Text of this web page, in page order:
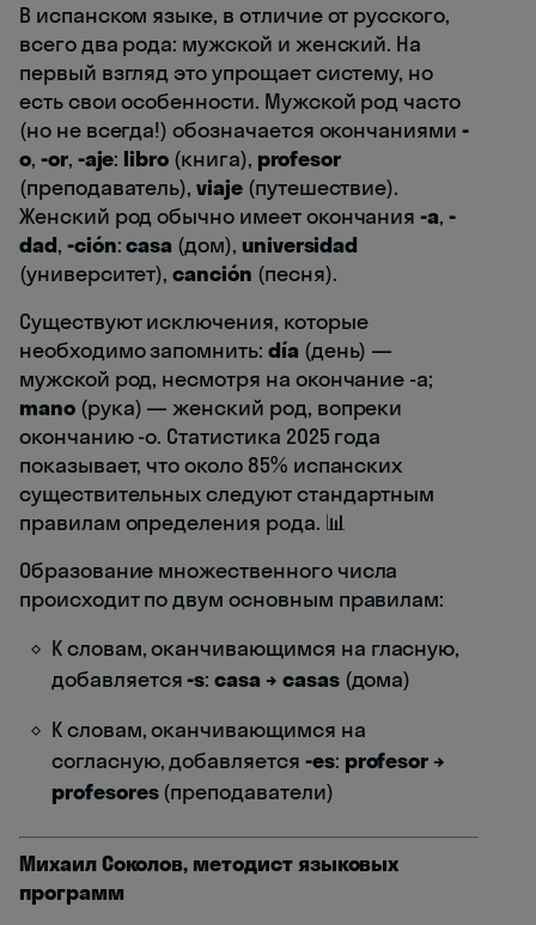
В испанском языке, в отличие от русского,
всего два рода: мужской и женский. На
первый взгляд это упрощает систему, но
есть свои особенности. Мужской род часто
(но не всегда!) обозначается окончаниями -
o, -or, -aje: libro (книга), profesor
(преподаватель),viaje(путешествие).
Женский род обычно имеет окончания-a,-
dad, -ción:casa (дом), universidad
(университет),canción (песня).
Существуют исключения, которые
необходимо запомнить: día (день) —
мужской род, несмотря на окончание -a;
mano(рука) — женский род, вопреки
окончанию -o. Статистика 2025 года
показывает, что около 85% испанских
существительных следуют стандартным
правилам определения рода. 📊
Образование множественного числа
происходит по двум основным правилам:
К словам, оканчивающимся на гласную,
добавляется-s:casa → casas(дома)
К словам, оканчивающимся на
согласную, добавляется -es: profesor →
profesores(преподаватели)
Михаил Соколов, методист языковых
программ